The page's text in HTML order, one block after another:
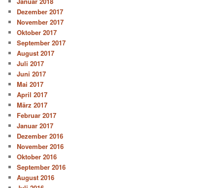
Dezember 2017
November 2017
Oktober 2017
September 2017
August 2017
Juli 2017
Juni 2017
Mai 2017
April 2017
März 2017
Februar 2017
Januar 2017
Dezember 2016
November 2016
Oktober 2016
September 2016
August 2016